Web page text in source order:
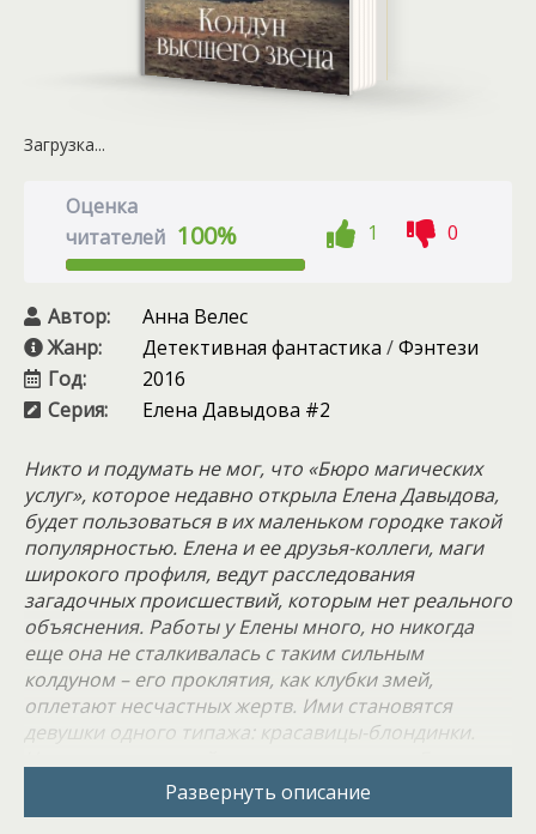
Загрузка...
Оценка
читателей 100% 1 0
Автор:
Анна Велес
Жанр:
Детективная фантастика /Фэнтези
Год:
2016
Серия:
Елена Давыдова #2
Никто и подумать не мог, что «Бюро магических
услуг», которое недавно открыла Елена Давыдова,
будет пользоваться в их маленьком городке такой
популярностью. Елена и ее друзья-коллеги, маги
широкого профиля, ведут расследования
загадочных происшествий, которым нет реального
объяснения. Работы у Елены много, но никогда
еще она не сталкивалась с таким сильным
колдуном – его проклятия, как клубки змей,
оплетают несчастных жертв. Ими становятся
девушки одного типажа: красавицы-блондинки.
защищающей город от зла, невидимого и от этого
страшного вдвойне…
Развернуть описание